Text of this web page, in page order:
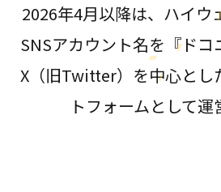
2026年4月以降は、ハイウ
SNSアカウント名を『ドコ
X（旧Twitter）を中心とし
トフォームとして運